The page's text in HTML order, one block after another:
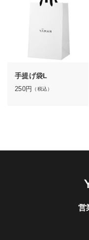
手提げ袋L
250円 （税込）
営